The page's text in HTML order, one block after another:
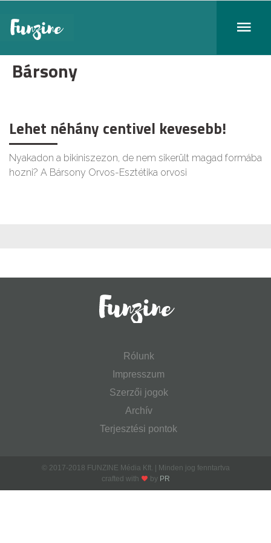
Bársony
Lehet néhány centivel kevesebb!
Nyakadon a bikiniszezon, de nem sikerült magad formába
hozni? A Bársony Orvos-Esztétika orvosi
Rólunk
Impresszum
Szerzői jogok
Archív
Terjesztési pontok
© 2017-2018 FUNZINE Média Kft. | Minden jog fenntartva
crafted with
by PR